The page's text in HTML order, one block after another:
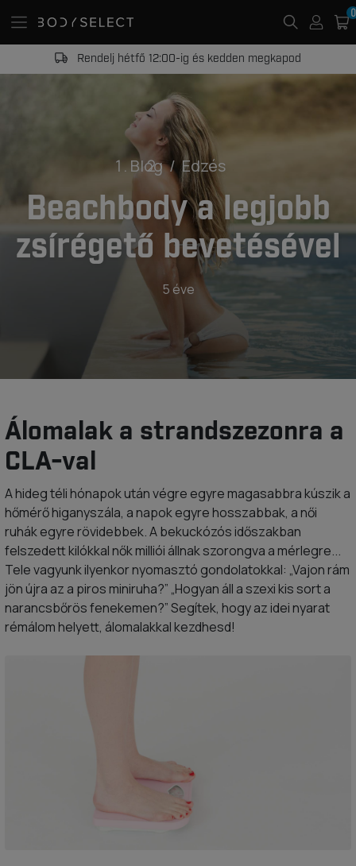
Rendelj hétfő 12:00-ig és kedden megkapod
Blog Edzés
Beachbody a legjobb
zsírégető bevetésével
5 éve
Álomalak a strandszezonra a
CLA-val
A hideg téli hónapok után végre egyre magasabbra kúszik a
hőmérő higanyszála, a napok egyre hosszabbak, a női
ruhák egyre rövidebbek. A bekuckózós időszakban
felszedett kilókkal nők milliói állnak szorongva a mérlegre...
Tele vagyunk ilyenkor nyomasztó gondolatokkal: „Vajon rám
jön újra az a piros miniruha?” „Hogyan áll a szexi kis sort a
narancsbőrös fenekemen?” Segítek, hogy az idei nyarat
rémálom helyett, álomalakkal kezdhesd!
0